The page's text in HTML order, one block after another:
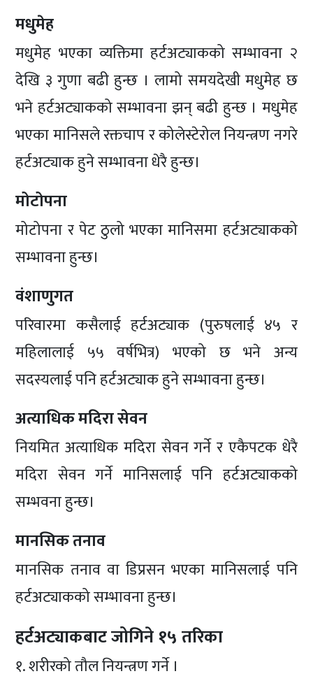
मधुमेह
मधुमेह भएका व्यक्तिमा हर्टअट्याकको सम्भावना २
देखि ३ गुणा बढी हुन्छ । लामो समयदेखी मधुमेह छ
भने हर्टअट्याकको सम्भावना झन् बढी हुन्छ । मधुमेह
भएका मानिसले रक्तचाप र कोलेस्टेरोल नियन्त्रण नगरे
हर्टअट्याक हुने सम्भावना धेरै हुन्छ।
मोटोपना
मोटोपना र पेट ठुलो भएका मानिसमा हर्टअट्याकको
सम्भावना हुन्छ।
वंशाणुगत
परिवारमा कसैलाई हर्टअट्याक (पुरुषलाई ४५ र
महिलालाई ५५ वर्षभित्र) भएको छ भने अन्य
सदस्यलाई पनि हर्टअट्याक हुने सम्भावना हुन्छ।
अत्याधिक मदिरा सेवन
नियमित अत्याधिक मदिरा सेवन गर्ने र एकैपटक धेरै
मदिरा सेवन गर्ने मानिसलाई पनि हर्टअट्याकको
सम्भवना हुन्छ।
मानसिक तनाव
मानसिक तनाव वा डिप्रसन भएका मानिसलाई पनि
हर्टअट्याकको सम्भावना हुन्छ।
हर्टअट्याकबाट जोगिने १५ तरिका
१. शरीरको तौल नियन्त्रण गर्ने ।